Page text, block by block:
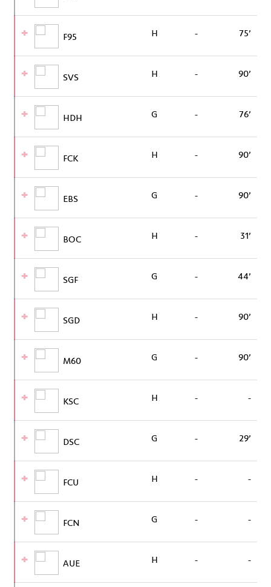
F95 H - 75’
SVS H - 90’
HDH G - 76’
FCK H - 90’
EBS G - 90’
BOC H - 31’
SGF G - 44’
SGD H - 90’
M60 G - 90’
KSC H - -
DSC G - 29’
FCU H - -
FCN G - -
AUE H - -